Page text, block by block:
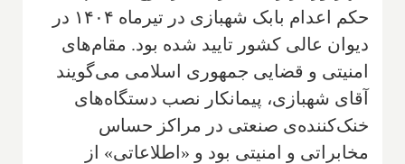
حکم اعدام بابک شهبازی در تیرماه ۱۴۰۴ در
دیوان عالی کشور تایید شده بود. مقام‌های
امنیتی و قضایی جمهوری اسلامی می‌گویند
آقای شهبازی، پیمانکار نصب دستگاه‌های
خنک‌کننده‌ی صنعتی در مراکز حساس
مخابراتی و امنیتی بود و «اطلاعاتی» از